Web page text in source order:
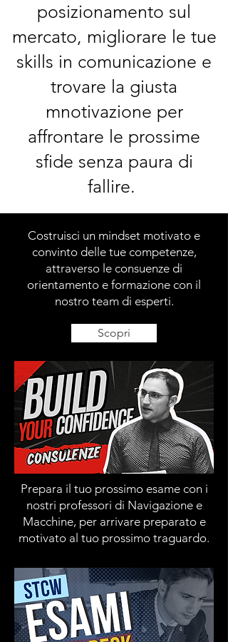
posizionamento sul
mercato, migliorare le tue
skills in comunicazione e
trovare la giusta
mnotivazione per
affrontare le prossime
sfide senza paura di
fallire.
Costruisci un mindset motivato e
convinto delle tue competenze,
attraverso le consuenze di
orientamento e formazione con il
nostro team di esperti.
Scopri
Prepara il tuo prossimo esame con i
nostri professori di Navigazione e
Macchine, per arrivare preparato e
motivato al tuo prossimo traguardo.